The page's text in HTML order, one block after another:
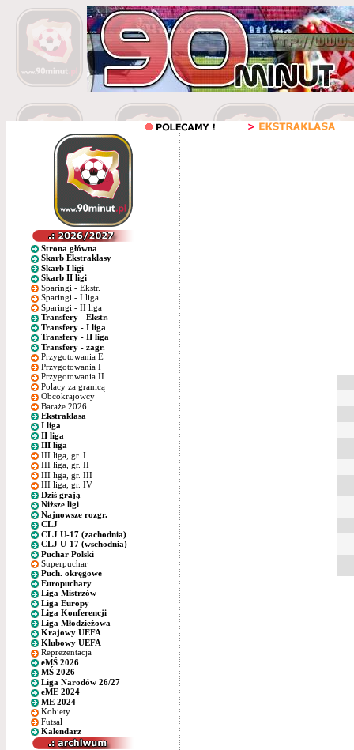
Strona główna
Skarb Ekstraklasy
Skarb I ligi
Skarb II ligi
Sparingi - Ekstr.
Sparingi - I liga
Sparingi - II liga
Transfery - Ekstr.
Transfery - I liga
Transfery - II liga
Transfery - zagr.
Przygotowania E
Przygotowania I
Przygotowania II
Polacy za granicą
Obcokrajowcy
Baraże 2026
Ekstraklasa
I liga
II liga
III liga
III liga, gr. I
III liga, gr. II
III liga, gr. III
III liga, gr. IV
Dziś grają
Niższe ligi
Najnowsze rozgr.
CLJ
CLJ U-17 (zachodnia)
CLJ U-17 (wschodnia)
Puchar Polski
Superpuchar
Puch. okręgowe
Europuchary
Liga Mistrzów
Liga Europy
Liga Konferencji
Liga Młodzieżowa
Krajowy UEFA
Klubowy UEFA
Reprezentacja
eMŚ 2026
MŚ 2026
Liga Narodów 26/27
eME 2024
ME 2024
Kobiety
Futsal
Kalendarz